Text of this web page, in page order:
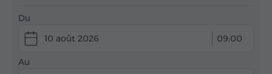
Du
10 août 2026
09:00
Au